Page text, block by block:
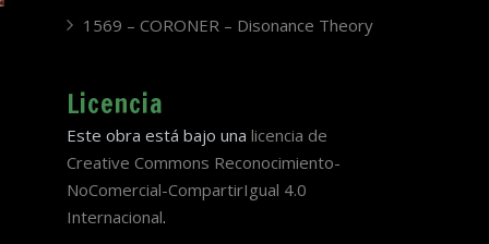
1569 – CORONER – Disonance Theory
Licencia
Este obra está bajo una licencia de
Creative Commons Reconocimiento-
NoComercial-CompartirIgual 4.0
Internacional.